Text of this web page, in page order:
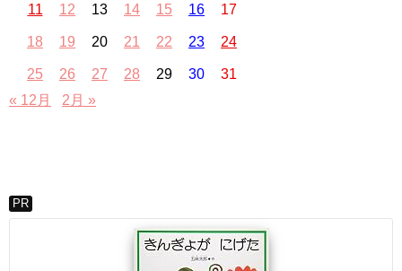
11 12 13 14 15 16 17
18 19 20 21 22 23 24
25 26 27 28 29 30
31
« 12月
2月 »
PR